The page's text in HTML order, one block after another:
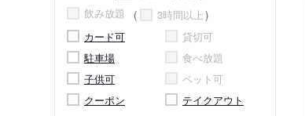
飲み放題
3時間以上
カード可
貸切可
駐車場
食べ放題
子供可
ペット可
クーポン
テイクアウト